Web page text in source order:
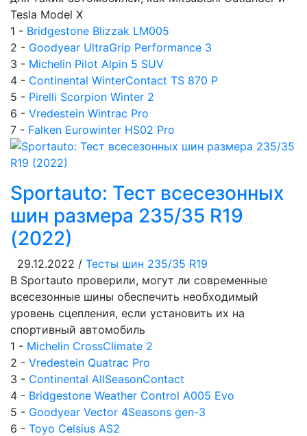
Tesla Model X
1 - Bridgestone Blizzak LM005
2 - Goodyear UltraGrip Performance 3
3 - Michelin Pilot Alpin 5 SUV
4 - Continental WinterContact TS 870 P
5 - Pirelli Scorpion Winter 2
6 - Vredestein Wintrac Pro
7 - Falken Eurowinter HS02 Pro
Sportauto: Тест всесезонных
шин размера 235/35 R19
(2022)
29.12.2022 / Тесты шин 235/35 R19
В Sportauto проверили, могут ли современные
всесезонные шины обеспечить необходимый
уровень сцепления, если установить их на
спортивный автомобиль
1 - Michelin CrossClimate 2
2 - Vredestein Quatrac Pro
3 - Continental AllSeasonContact
4 - Bridgestone Weather Control A005 Evo
5 - Goodyear Vector 4Seasons gen-3
6 - Toyo Celsius AS2